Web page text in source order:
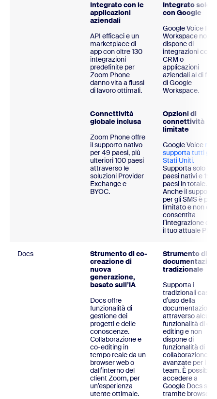
Integrato con le
applicazioni
aziendali
API efficaci e un
marketplace di
app con oltre 130
integrazioni
predefinite per
Zoom Phone
danno vita a flussi
di lavoro ottimali.
Integrato solo
con Google
Google Voice for
Workspace non
dispone di
integrazioni con
CRM o
applicazioni
aziendali al di
di Google
Workspace.
Connettività
globale inclusa
Zoom Phone offre
il supporto nativo
per 49 paesi, più
ulteriori 100 paesi
attraverso le
soluzioni Provider
Exchange e
BYOC.
Opzioni di
connettività
limitate
Google Voice non
supporta tutti gli
Stati Uniti.
Supporta solo 14
paesi nativi e 19
paesi in totale.
Anche il supporto
per gli SMS è più
limitato e non è
consentita
l’integrazione con
il tuo attuale PBX.
Docs
Strumento di co-
creazione di
nuova
generazione,
basato sull’IA
Docs offre
funzionalità di
gestione dei
progetti e delle
conoscenze.
Collaborazione e
co-editing in
tempo reale da un
browser web o
dall’interno del
client Zoom, per
un’esperienza
utente ottimale.
Strumento di
tradizionale
Supporta i
tradizionali casi
d’uso della
documentazione
attraverso alcune
funzionalità di co-
editing e non
dispone di
funzionalità di
collaborazione
avanzate per i
team. È possibile
accedere a
Google Docs solo
tramite browser.